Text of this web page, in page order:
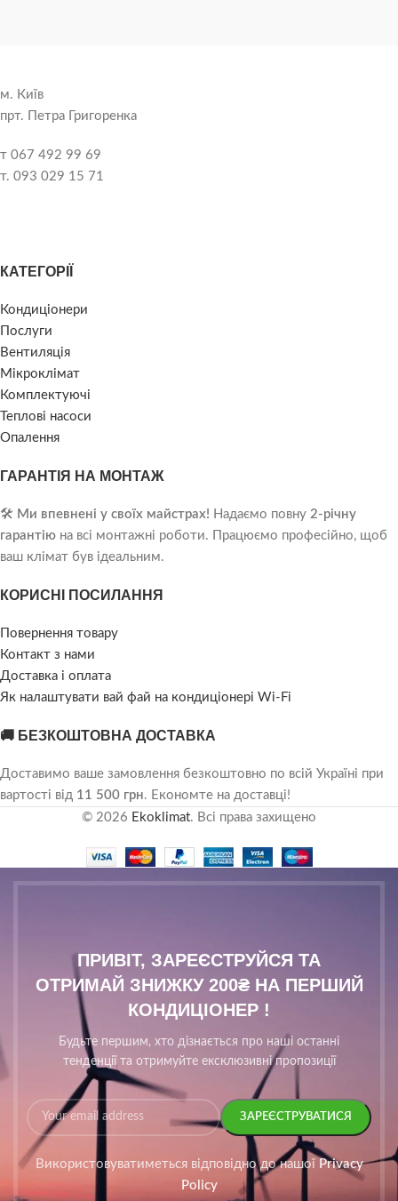
м. Київ
прт. Петра Григоренка
т 067 492 99 69
т. 093 029 15 71
КАТЕГОРІЇ
Кондиціонери
Послуги
Вентиляція
Мікроклімат
Комплектуючі
Теплові насоси
Опалення
ГАРАНТІЯ НА МОНТАЖ
🛠️ Ми впевнені у своїх майстрах! Надаємо повну 2-річну
гарантію на всі монтажні роботи. Працюємо професійно, щоб
ваш клімат був ідеальним.
КОРИСНІ ПОСИЛАННЯ
Повернення товару
Контакт з нами
Доставка і оплата
Як налаштувати вай фай на кондиціонері Wi-Fi
🚚 БЕЗКОШТОВНА ДОСТАВКА
Доставимо ваше замовлення безкоштовно по всій Україні при
вартості від 11 500 грн. Економте на доставці!
© 2026 Ekoklimat. Всі права захищено
ПРИВІТ, ЗАРЕЄСТРУЙСЯ ТА
ОТРИМАЙ ЗНИЖКУ 200₴ НА ПЕРШИЙ
КОНДИЦІОНЕР !
Будьте першим, хто дізнається про наші останні
тенденції та отримуйте ексклюзивні пропозиції
Використовуватиметься відповідно до нашої Privacy
Policy